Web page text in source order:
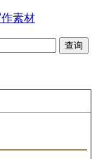
素材